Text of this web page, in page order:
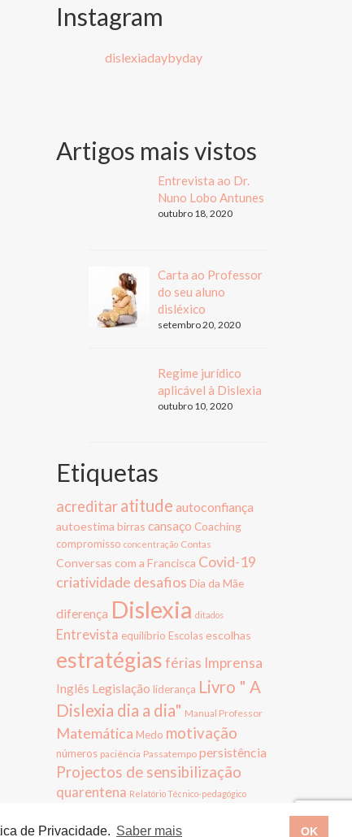
de Privacidade. Saber mais OK
Instagram
dislexiadaybyday
Artigos mais vistos
Entrevista ao Dr.
Nuno Lobo Antunes
outubro 18, 2020
Carta ao Professor
do seu aluno
disléxico
setembro 20, 2020
Regime jurídico
aplicável à Dislexia
outubro 10, 2020
Etiquetas
acreditar atitude autoconfiança
autoestima birras cansaço Coaching
compromisso concentração Contas
Conversas com a Francisca Covid-19
criatividade desafios Dia da Mãe
diferença Dislexia ditados
Entrevista equilíbrio Escolas escolhas
estratégiasférias Imprensa
Inglês Legislação liderança Livro " A
Dislexia dia a dia" Manual Professor
Matemática Medo motivação
números paciência Passatempo persistência
Projectos de sensibilização
quarentena Relatório Técnico-pedagógico
trabalho de equipa